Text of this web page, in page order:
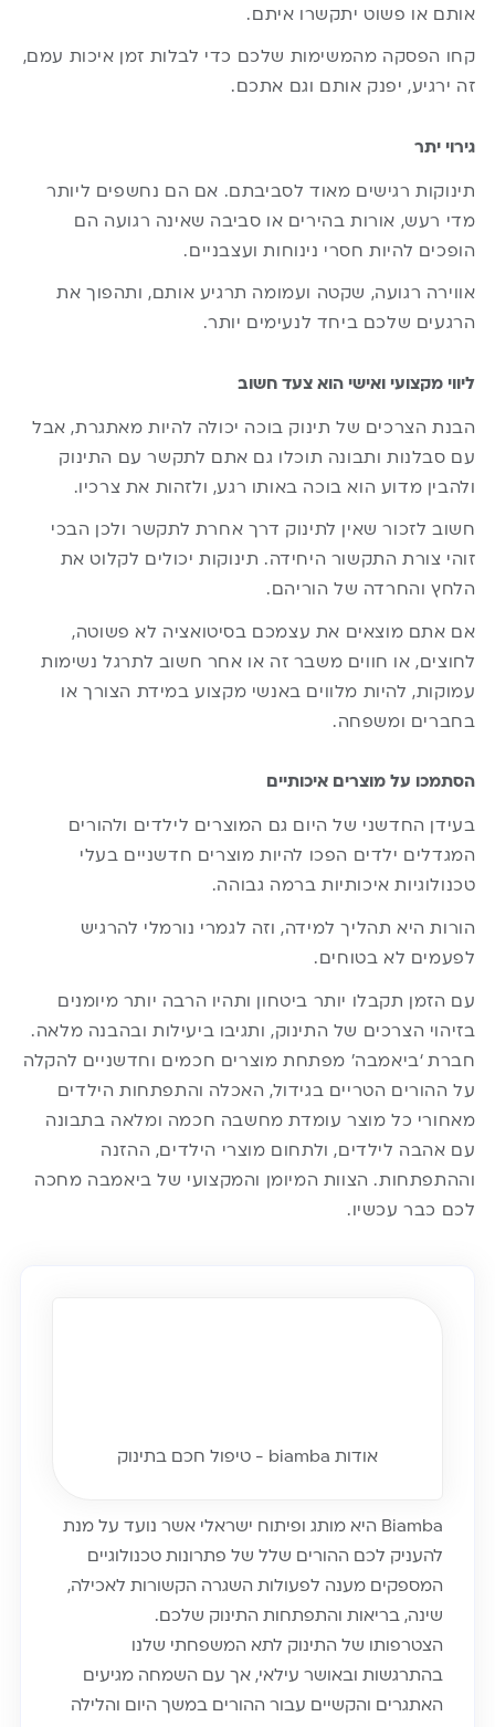
אותם או פשוט יתקשרו איתם.
קחו הפסקה מהמשימות שלכם כדי לבלות זמן איכות עמם,
זה ירגיע, יפנק אותם וגם אתכם.
גירוי יתר
תינוקות רגישים מאוד לסביבתם. אם הם נחשפים ליותר
מדי רעש, אורות בהירים או סביבה שאינה רגועה הם
הופכים להיות חסרי נינוחות ועצבניים.
אווירה רגועה, שקטה ועמומה תרגיע אותם, ותהפוך את
הרגעים שלכם ביחד לנעימים יותר.
ליווי מקצועי ואישי הוא צעד חשוב
הבנת הצרכים של תינוק בוכה יכולה להיות מאתגרת, אבל
עם סבלנות ותבונה תוכלו גם אתם לתקשר עם התינוק
ולהבין מדוע הוא בוכה באותו רגע, ולזהות את צרכיו.
חשוב לזכור שאין לתינוק דרך אחרת לתקשר ולכן הבכי
זוהי צורת התקשור היחידה. תינוקות יכולים לקלוט את
הלחץ והחרדה של הוריהם.
אם אתם מוצאים את עצמכם בסיטואציה לא פשוטה,
לחוצים, או חווים משבר זה או אחר חשוב לתרגל נשימות
עמוקות, להיות מלווים באנשי מקצוע במידת הצורך או
בחברים ומשפחה.
הסתמכו על מוצרים איכותיים
בעידן החדשני של היום גם המוצרים לילדים ולהורים
המגדלים ילדים הפכו להיות מוצרים חדשניים בעלי
טכנולוגיות איכותיות ברמה גבוהה.
הורות היא תהליך למידה, וזה לגמרי נורמלי להרגיש
לפעמים לא בטוחים.
עם הזמן תקבלו יותר ביטחון ותהיו הרבה יותר מיומנים
בזיהוי הצרכים של התינוק, ותגיבו ביעילות ובהבנה מלאה.
חברת ‘ביאמבה’ מפתחת מוצרים חכמים וחדשניים להקלה
על ההורים הטריים בגידול, האכלה והתפתחות הילדים
מאחורי כל מוצר עומדת מחשבה חכמה ומלאה בתבונה
עם אהבה לילדים, ולתחום מוצרי הילדים, ההזנה
וההתפתחות. הצוות המיומן והמקצועי של ביאמבה מחכה
לכם כבר עכשיו.
אודות biamba - טיפול חכם בתינוק
Biamba היא מותג ופיתוח ישראלי אשר נועד על מנת
להעניק לכם ההורים שלל של פתרונות טכנולוגיים
המספקים מענה לפעולות השגרה הקשורות לאכילה,
שינה, בריאות והתפתחות התינוק שלכם.
הצטרפותו של התינוק לתא המשפחתי שלנו
בהתרגשות ובאושר עילאי, אך עם השמחה מגיעים
האתגרים והקשיים עבור ההורים במשך היום והלילה